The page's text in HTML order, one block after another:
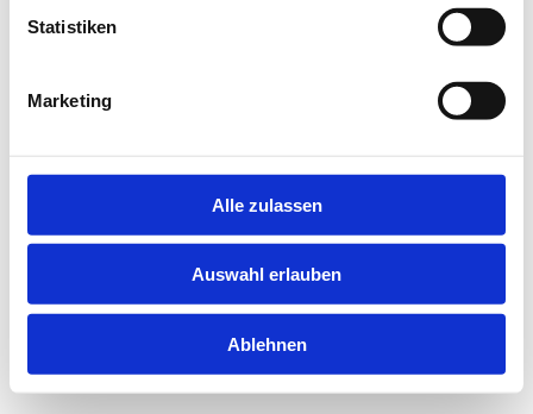
Statistiken
Marketing
Alle zulassen
Auswahl erlauben
Ablehnen